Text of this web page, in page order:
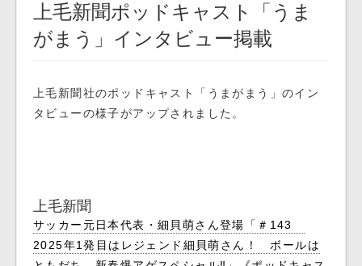
上毛新聞ポッドキャスト「うま
がまう」インタビュー掲載
上毛新聞社のポッドキャスト「うまがまう」のイン
タビューの様子がアップされました。
上毛新聞
サッカー元日本代表・細貝萌さん登場「＃143
2025年1発目はレジェンド細貝萌さん！ ボールは